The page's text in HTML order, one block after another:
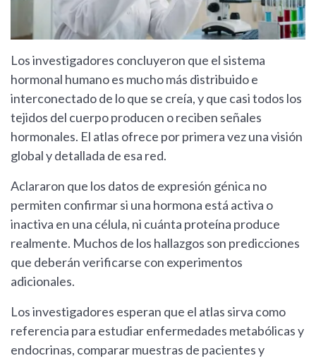
Los investigadores concluyeron que el sistema
hormonal humano es mucho más distribuido e
interconectado de lo que se creía, y que casi todos los
tejidos del cuerpo producen o reciben señales
hormonales. El atlas ofrece por primera vez una visión
global y detallada de esa red.
Aclararon que los datos de expresión génica no
permiten confirmar si una hormona está activa o
inactiva en una célula, ni cuánta proteína produce
realmente. Muchos de los hallazgos son predicciones
que deberán verificarse con experimentos
adicionales.
Los investigadores esperan que el atlas sirva como
referencia para estudiar enfermedades metabólicas y
endocrinas, comparar muestras de pacientes y